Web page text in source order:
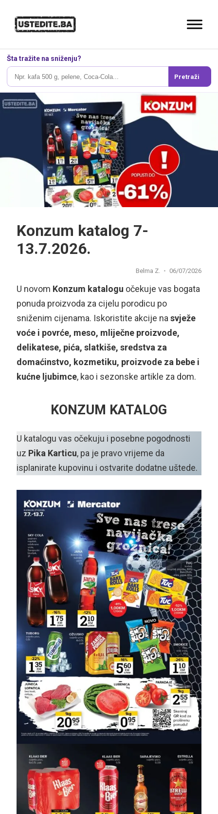
Šta tražite na sniženju?
Pretraži
Konzum katalog 7-
13.7.2026.
Belma Z. 06/07/2026
U novom Konzum katalogu očekuje vas bogata
ponuda proizvoda za cijelu porodicu po
sniženim cijenama. Iskoristite akcije na svježe
voće i povrće, meso, mliječne proizvode,
delikatese, pića, slatkiše, sredstva za
domaćinstvo, kozmetiku, proizvode za bebe i
kućne ljubimce, kao i sezonske artikle za dom.
KONZUM KATALOG
U katalogu vas očekuju i posebne pogodnosti
uz Pika Karticu, pa je pravo vrijeme da
isplanirate kupovinu i ostvarite dodatne uštede.